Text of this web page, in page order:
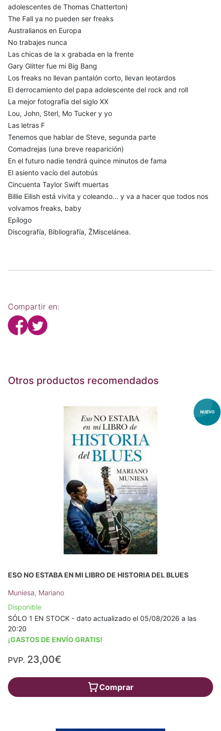
adolescentes de Thomas Chatterton)
The Fall ya no pueden ser freaks
Australianos en Europa
No trabajes nunca
Las chicas de la x grabada en la frente
Gary Glitter fue mi Big Bang
Los freaks no llevan pantalón corto, llevan leotardos
El derrocamiento del papa adolescente del rock and roll
La mejor fotografía del siglo XX
Lou, John, Sterl, Mo Tucker y yo
Las letras F
Tenemos que hablar de Steve, segunda parte
Comadrejas (una breve reaparición)
En el futuro nadie tendrá quince minutos de fama
El asiento vacío del autobús
Cincuenta Taylor Swift muertas
Billie Eilish está vivita y coleando... y va a hacer que todos nos
volvamos freaks, baby
Epílogo
Discografía, Bibliografía, ŽMiscelánea.
Compartir en:
Otros productos recomendados
ESO NO ESTABA EN MI LIBRO DE HISTORIA DEL BLUES
Muniesa, Mariano
Disponible
SÓLO 1 EN STOCK - dato actualizado el 05/08/2026 a las
20:20
¡GASTOS DE ENVÍO GRATIS!
PVP. 23,00€
Comprar